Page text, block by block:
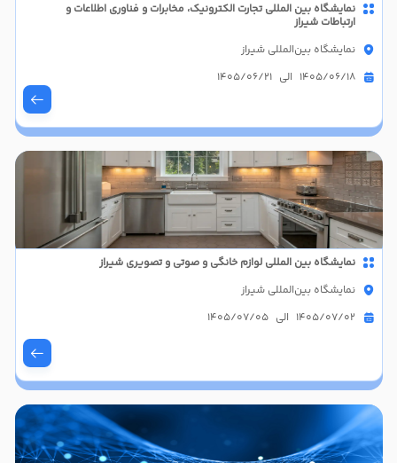
نمایشگاه بین المللی تجارت الکترونیک، مخابرات و فناوری اطلاعات و
ارتباطات شیراز
نمایشگاه بین‌المللی شیراز
1405/06/18 الی 1405/06/21
نمایشگاه بین المللی لوازم خانگی و صوتی و تصویری شیراز
نمایشگاه بین‌المللی شیراز
1405/07/02 الی 1405/07/05